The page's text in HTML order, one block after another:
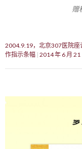
赠
2004.9.19，北京307医院座
作指示条幅 2014 年 6 月 21